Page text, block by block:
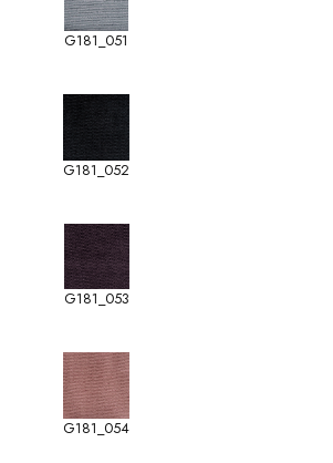
G181_051
G181_052
G181_053
G181_054